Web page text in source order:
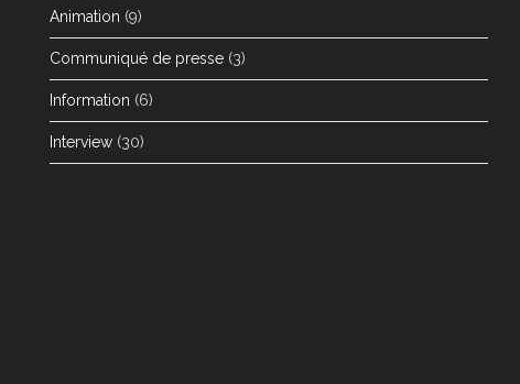
Animation (9)
Communiqué de presse (3)
Information (6)
Interview (30)